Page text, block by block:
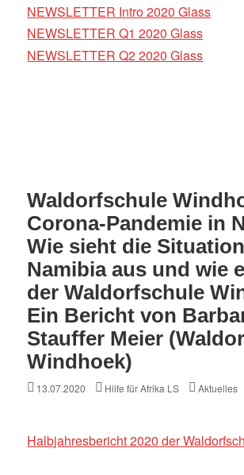
NEWSLETTER Intro 2020 Glass
NEWSLETTER Q1 2020 Glass
NEWSLETTER Q2 2020 Glass
Waldorfschule
Corona-Pandemie in
Wie sieht die
Namibia aus und wie
der Waldorfschule
Ein Bericht von
Stauffer Meier
Windhoek)
Posted
13.07.2020 Author
Hilfe für Afrika LS Categories
Aktuelles
Halbjahresbericht 2020 der